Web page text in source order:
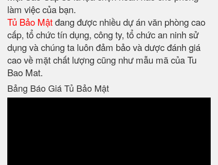
làm việc của bạn.
Tủ Bảo Mậtđang được nhiều dự án văn phòng cao
cấp, tổ chức tín dụng, công ty, tổ chức an ninh sử
dụng và chúng ta luôn đảm bảo và dược đánh giá
cao về mặt chất lượng cũng như mẫu mã của Tu
Bao Mat.
Bảng Báo Giá Tủ Bảo Mật